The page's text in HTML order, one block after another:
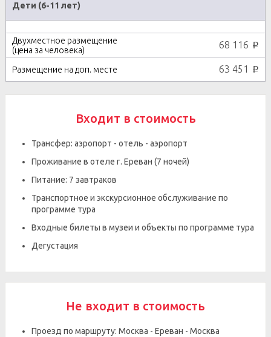
Дети (6-11 лет)
68 116 p
63 451 p
Входит в стоимость
Трансфер: аэропорт - отель - аэропорт
Проживание в отеле г. Ереван (7 ночей)
Питание: 7 завтраков
Транспортное и экскурсионное обслуживание по
программе тура
Входные билеты в музеи и объекты по программе тура
Дегустация
Не входит в стоимость
Проезд по маршруту: Москва - Ереван - Москва